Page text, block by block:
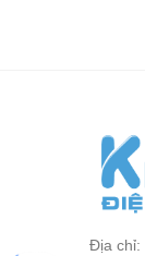
Địa chỉ: